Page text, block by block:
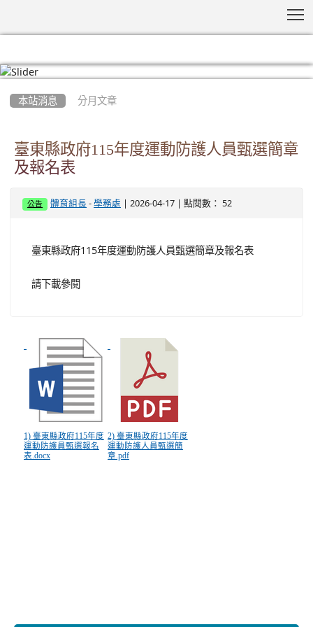
本站消息 分月文章
臺東縣政府115年度運動防護人員甄選簡章
及報名表
公告 體育組長 -學務處 | 2026-04-17 | 點閱數： 52
臺東縣政府115年度運動防護人員甄選簡章及報名表
請下載參閱
1) 臺東縣政府115年度
運動防護員甄選報名
表.docx
2) 臺東縣政府115年度
運動防護人員甄選簡
章.pdf